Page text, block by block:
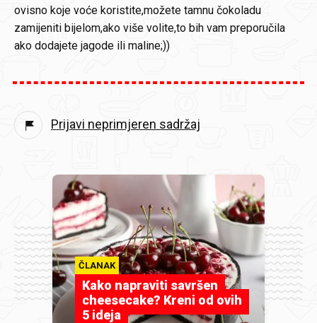
ovisno koje voće koristite,možete tamnu čokoladu
zamijeniti bijelom,ako više volite,to bih vam preporučila
ako dodajete jagode ili maline;))
Prijavi neprimjeren sadržaj
ČLANAK
Kako napraviti savršen
cheesecake? Kreni od ovih
5 ideja